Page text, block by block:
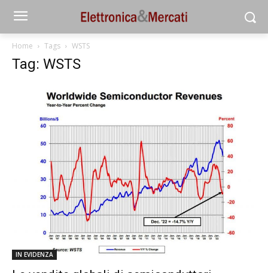
Home Tags WSTS
Tag: WSTS
IN EVIDENZA